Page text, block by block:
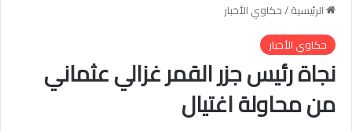
الرئيسية/حكاوي الأخبار
حكاوي الأخبار
نجاة رئيس جزر القمر غزالي عثماني
من محاولة اغتيال